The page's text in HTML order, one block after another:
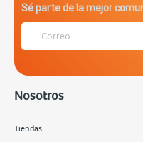
Sé parte de la mejor
Nosotros
Tiendas